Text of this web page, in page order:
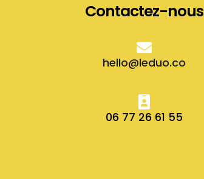
Contactez-nous
hello@leduo.co
06 77 26 61 55